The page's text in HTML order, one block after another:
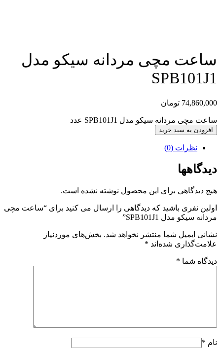
ساعت مچی مردانه سیکو مدل
SPB101J1
74,860,000 تومان
ساعت مچی مردانه سیکو مدل SPB101J1 عدد
افزودن به سبد خرید
نظرات (0)
دیدگاهها
هیچ دیدگاهی برای این محصول نوشته نشده است.
اولین نفری باشید که دیدگاهی را ارسال می کنید برای “ساعت مچی
مردانه سیکو مدل SPB101J1”
نشانی ایمیل شما منتشر نخواهد شد. بخش‌های موردنیاز
علامت‌گذاری شده‌اند *
دیدگاه شما *
نام *